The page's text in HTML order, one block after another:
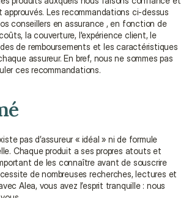
Les recommandations ci-dessus
conseillers en assurance , en fonction de
la couverture, l'expérience client, le
de remboursements et les caractéristiques
assureur. En bref, nous ne sommes pas
ces recommandations.
pas d’assureur « idéal » ni de formule
Chaque produit a ses propres atouts et
de les connaître avant de souscrire
de nombreuses recherches, lectures et
Alea, vous avez l’esprit tranquille : nous